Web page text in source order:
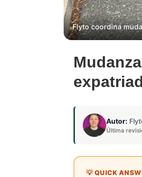
Flyto coordina
Autor:
Última